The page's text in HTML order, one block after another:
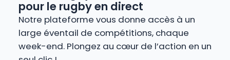
pour le rugby en direct
Notre plateforme vous donne accès à un
large éventail de compétitions, chaque
week-end. Plongez au cœur de l’action en un